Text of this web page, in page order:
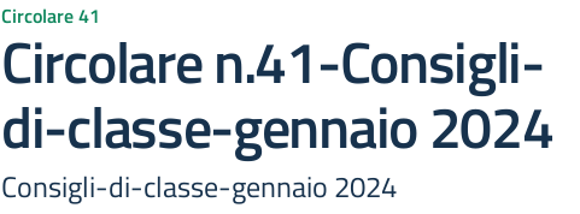
Circolare 41
Circolare n.41-Consigli-
di-classe-gennaio 2024
Consigli-di-classe-gennaio 2024